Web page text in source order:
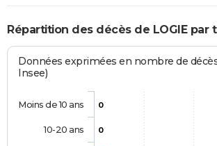
Répartition des décès de LOGIE par
Données exprimées en nombre de
Insee)
0
0
Moins de 10 ans
10-20 ans